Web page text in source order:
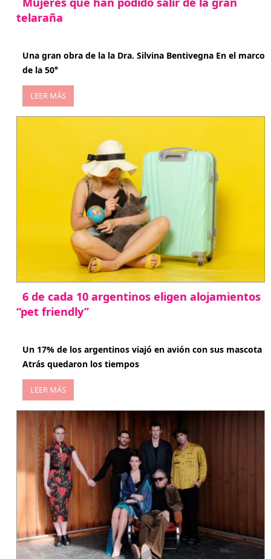
telaraña
Una gran obra de la la Dra. Silvina Bentivegna En el marco
de la 50°
LEER MÁS
6 de cada 10 argentinos eligen alojamientos
“pet friendly”
Un 17% de los argentinos viajó en avión con sus mascota
Atrás quedaron los tiempos
LEER MÁS